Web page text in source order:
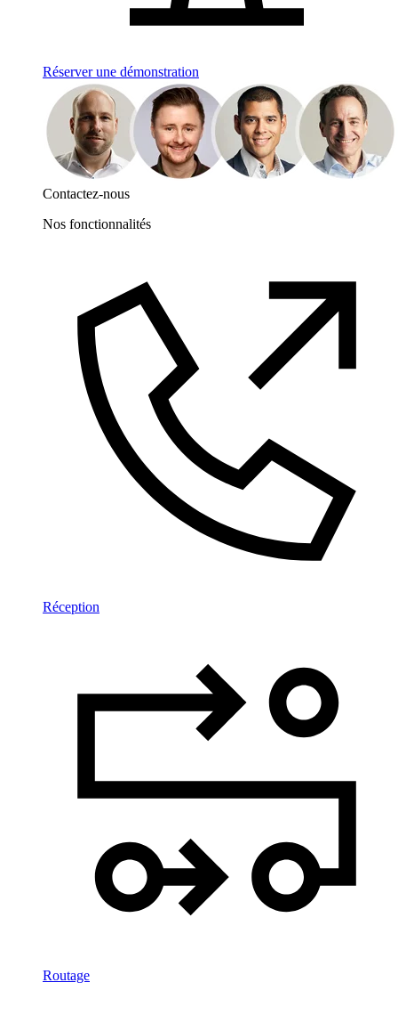
Réserver une démonstration
Contactez-nous
Nos fonctionnalités
Réception
Routage